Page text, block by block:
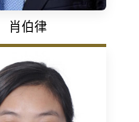
肖伯律